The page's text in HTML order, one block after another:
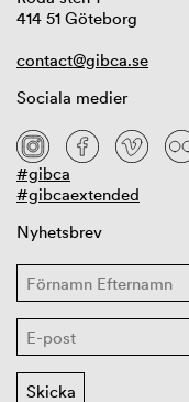
414 51 Göteborg
contact@gibca.se
Sociala medier
#gibca
#gibcaextended
Nyhetsbrev